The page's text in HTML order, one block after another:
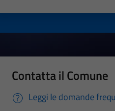
Contatta il Comune
Leggi le domande